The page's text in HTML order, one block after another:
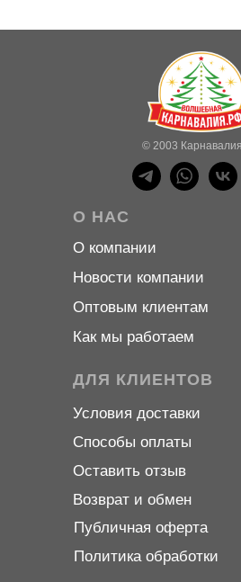
О НАС
ДЛЯ КЛИЕНТОВ
© 2003
Условия доставки
Возврат и обмен
Способы оплаты
Оставить отзыв
О компании
Оптовым клиентам
Новости компании
Как мы работаем
Публичная оферта
Политика обработки